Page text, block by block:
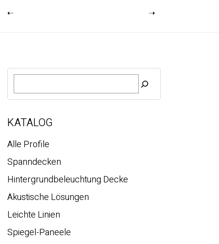
S
c
e
KATALOG
Alle Profile
Spanndecken
Hintergrundbeleuchtung Decke
Akustische Lösungen
Leichte Linien
Spiegel-Paneele